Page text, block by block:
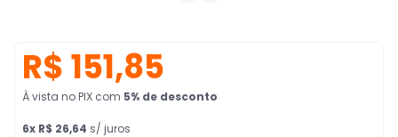
R$ 151,85
À vista no PIX com 5% de desconto
6x R$ 26,64 s/ juros